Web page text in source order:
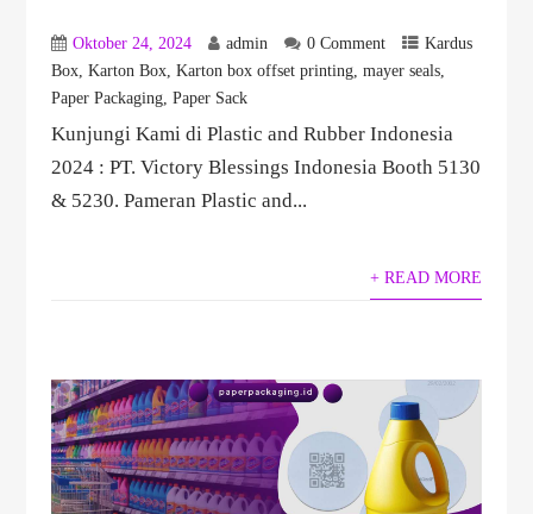
Oktober 24, 2024 admin 0 Comment
Kardus
Box, Karton Box, Karton box offset printing, mayer seals,
Paper Packaging, Paper Sack
Kunjungi Kami di Plastic and Rubber Indonesia
2024 : PT. Victory Blessings Indonesia Booth 5130
& 5230. Pameran Plastic and...
+ READ MORE